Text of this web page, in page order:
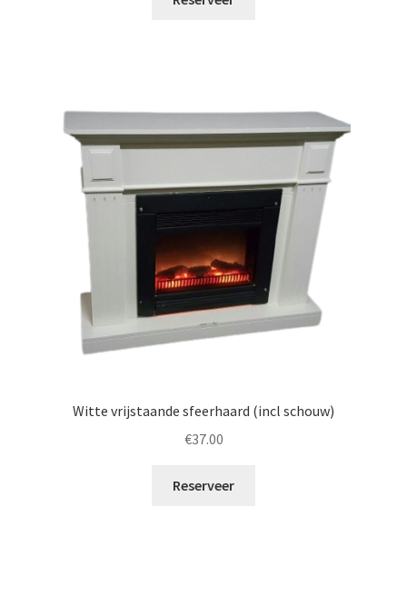
Witte vrijstaande sfeerhaard (incl schouw)
€37.00
Reserveer